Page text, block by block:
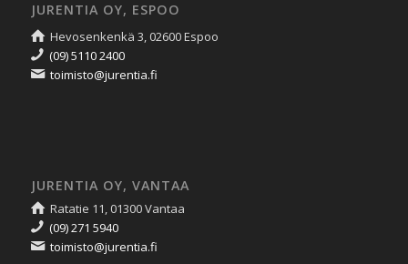
JURENTIA OY, ESPOO
Hevosenkenkä 3, 02600 Espoo
(09) 5110 2400
toimisto@jurentia.fi
JURENTIA OY, VANTAA
Ratatie 11, 01300 Vantaa
(09) 271 5940
toimisto@jurentia.fi